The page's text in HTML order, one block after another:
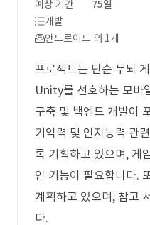
예상 기간
75일
개발
안드로이드 외 1개
프로젝트는 단순 두뇌
Unity를 선호하는 모바
구축 및 백엔드 개발이
기억력 및 인지능력 관
록 기획하고 있으며, 게
인 기능이 필요합니다.
계획하고 있으며, 참고
다.